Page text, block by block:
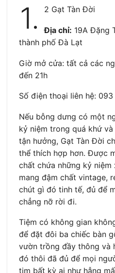
1. 2 Gạt Tàn Đời
Địa chỉ: 19A Đặng
thành phố Đà Lạt
Giờ mở cửa: tất cả các
đến 21h
Số điện thoại liên hệ:
Nếu bỗng dưng có một
kỷ niệm trong quá khứ
tận hưởng, Gạt Tàn Đời
thể thích hợp hơn. Được
chất chứa những kỷ niệm
mang đậm chất vintage,
chút gì đó tinh tế, đủ để
chẳng nỡ rời đi.
Tiệm có không gian
để đặt đôi ba chiếc bàn
vườn trồng đầy thông và
đó thôi đã đủ để mọi
tim bất kỳ ai như hẫng